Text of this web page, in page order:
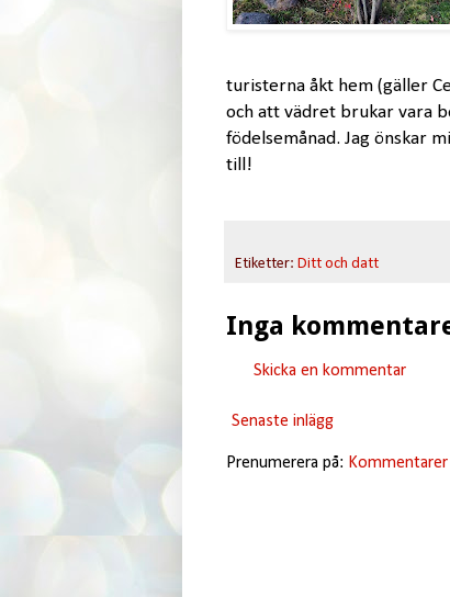
turisterna åkt hem (gäller
och att vädret brukar vara
födelsemånad. Jag önskar
till!
Etiketter: Ditt och datt
Inga
Skicka en kommentar
Senaste inlägg
Prenumerera på: